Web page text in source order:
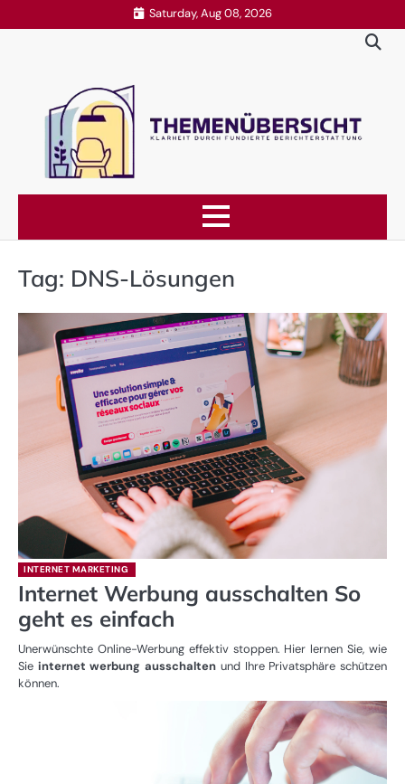
to
Saturday, Aug 08, 2026
Tag: DNS-Lösungen
INTERNET MARKETING
Internet Werbung ausschalten So
geht es einfach
Unerwünschte Online-Werbung effektiv stoppen. Hier lernen Sie, wie
Sie internet werbung ausschalten und Ihre Privatsphäre schützen
können.